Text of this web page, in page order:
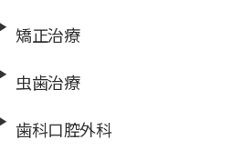
矯正治療
虫歯治療
歯科口腔外科